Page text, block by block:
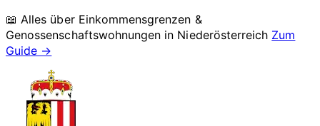
📖 Alles über Einkommensgrenzen &
Genossenschaftswohnungen in Niederösterreich Zum
Guide →